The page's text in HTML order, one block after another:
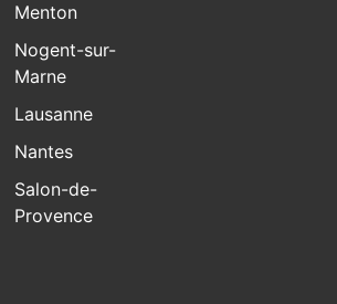
Menton
Nogent-sur-
Marne
Lausanne
Nantes
Salon-de-
Provence